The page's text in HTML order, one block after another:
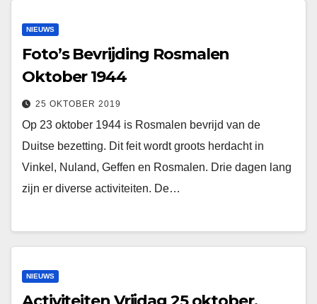
NIEUWS
Foto’s Bevrijding Rosmalen
Oktober 1944
25 OKTOBER 2019
Op 23 oktober 1944 is Rosmalen bevrijd van de
Duitse bezetting. Dit feit wordt groots herdacht in
Vinkel, Nuland, Geffen en Rosmalen. Drie dagen lang
zijn er diverse activiteiten. De…
NIEUWS